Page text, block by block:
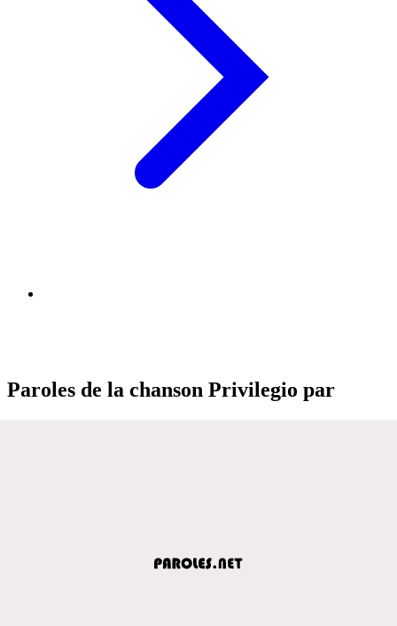
Paroles de la chanson Privilegio par